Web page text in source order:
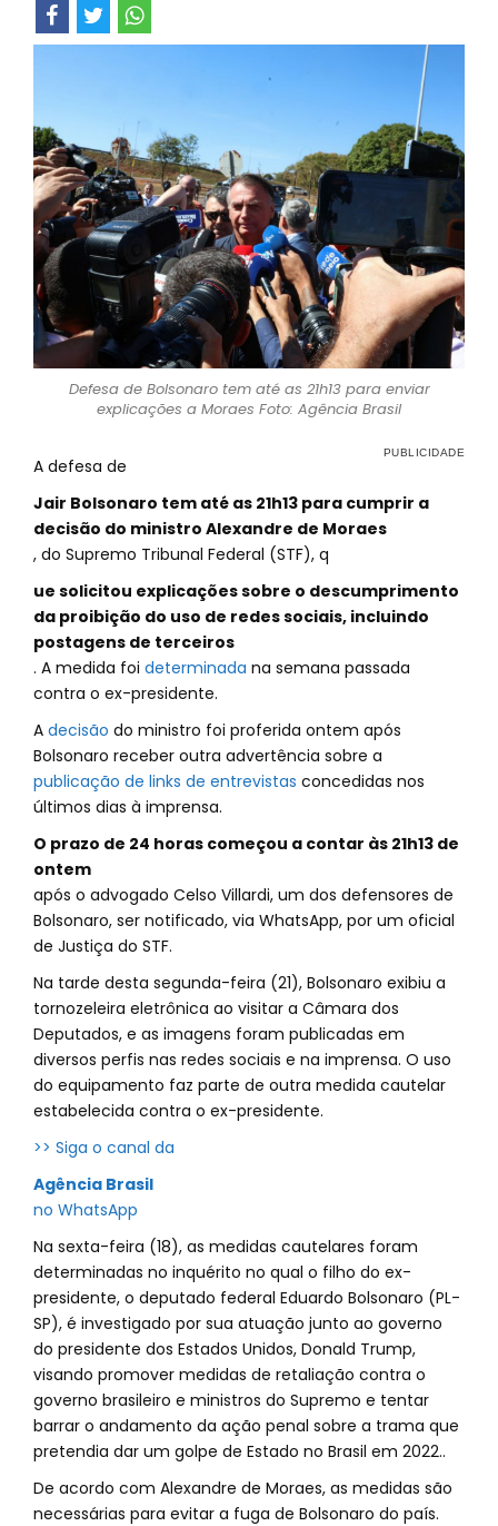
Defesa de Bolsonaro tem até as 21h13 para enviar
explicações a Moraes Foto: Agência Brasil
A defesa de
Jair Bolsonaro tem até as 21h13 para cumprir a
decisão do ministro Alexandre de Moraes
, do Supremo Tribunal Federal (STF), q
ue solicitou explicações sobre o descumprimento
da proibição do uso de redes sociais, incluindo
postagens de terceiros
. A medida foi determinada na semana passada
contra o ex-presidente.
A decisão do ministro foi proferida ontem após
Bolsonaro receber outra advertência sobre a
publicação de links de entrevistas concedidas nos
últimos dias à imprensa.
O prazo de 24 horas começou a contar às 21h13 de
ontem
após o advogado Celso Villardi, um dos defensores de
Bolsonaro, ser notificado, via WhatsApp, por um oficial
de Justiça do STF.
Na tarde desta segunda-feira (21), Bolsonaro exibiu a
tornozeleira eletrônica ao visitar a Câmara dos
Deputados, e as imagens foram publicadas em
diversos perfis nas redes sociais e na imprensa. O uso
do equipamento faz parte de outra medida cautelar
estabelecida contra o ex-presidente.
>> Siga o canal da
Agência Brasil
no WhatsApp
Na sexta-feira (18), as medidas cautelares foram
determinadas no inquérito no qual o filho do ex-
presidente, o deputado federal Eduardo Bolsonaro (PL-
SP), é investigado por sua atuação junto ao governo
do presidente dos Estados Unidos, Donald Trump,
visando promover medidas de retaliação contra o
governo brasileiro e ministros do Supremo e tentar
barrar o andamento da ação penal sobre a trama que
pretendia dar um golpe de Estado no Brasil em 2022..
De acordo com Alexandre de Moraes, as medidas são
necessárias para evitar a fuga de Bolsonaro do país.